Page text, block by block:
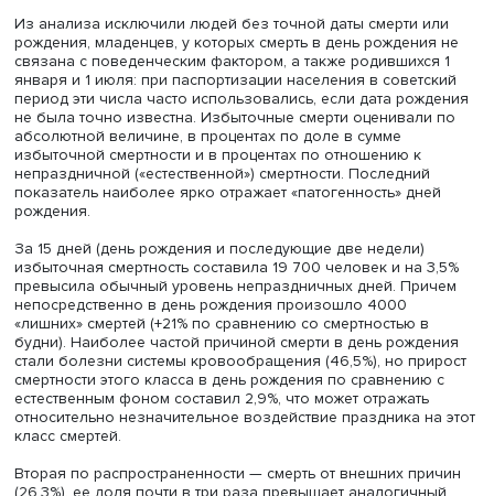
Александр Немцов, фото: trezvo.org
Авторы отмечают: в государственные и религиозные
праздники, особенно в Рождество и Новый год,
рост избыточной смертности, ее уровень и причины в
рождения исследованы меньше. Они изучили данные
россиян, умерших с 1 января 2011-го по 31 декабря
на предмет соотношения дат рождения и смерти.
Из анализа исключили людей без точной даты смерти
рождения, младенцев, у которых смерть в день
связана с поведенческим фактором, а также
января и 1 июля: при паспортизации населения в
период эти числа часто использовались, если дата
не была точно известна. Избыточные смерти
абсолютной величине, в процентах по доле в сумме
избыточной смертности и в процентах по отношению к
непраздничной («естественной») смертности. Последний
показатель наиболее ярко отражает «патогенность»
рождения.